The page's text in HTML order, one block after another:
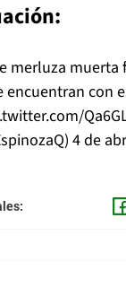
merluza muerta
encuentran con
4 de